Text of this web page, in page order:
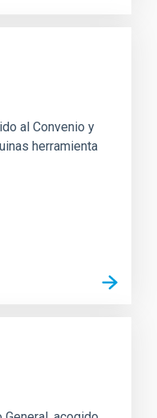
al Convenio y
herramienta